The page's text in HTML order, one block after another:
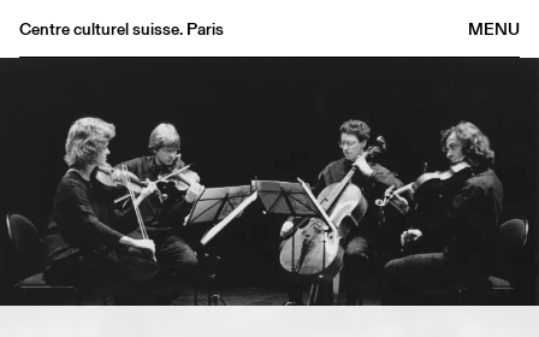
MENU
Centre culturel suisse. Paris
Librairie
Buvette
Archives
Médiathèque
Éditions
Informations